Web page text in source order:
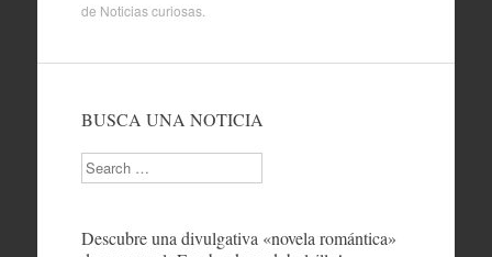
de Noticias curiosas.
BUSCA UNA NOTICIA
Search
Descubre una divulgativa «novela romántica»